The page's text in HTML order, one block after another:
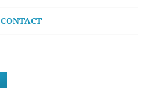
CONTACT